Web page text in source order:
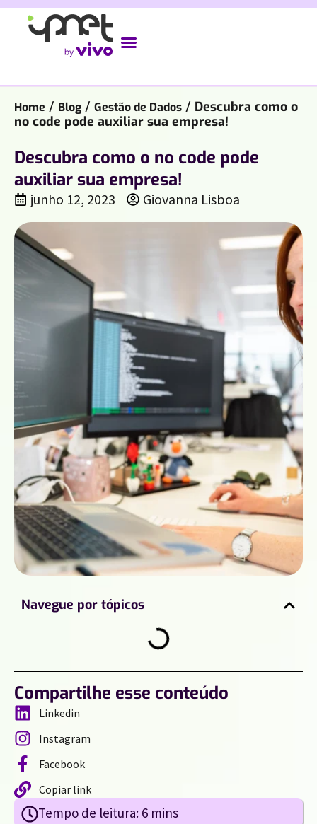
Home / Blog / Gestão de Dados / Descubra como o
no code pode auxiliar sua empresa!
Descubra como o no code pode
auxiliar sua empresa!
junho 12, 2023 Giovanna Lisboa
Navegue por tópicos
Compartilhe esse conteúdo
Linkedin
Instagram
Facebook
Copiar link